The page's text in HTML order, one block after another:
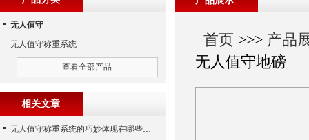
首页 >>> 产品
无人值守地磅
无人值守
无人值守称重系统
查看全部产品
相关文章
无人值守称重系统的巧妙体现在哪些方面呢？